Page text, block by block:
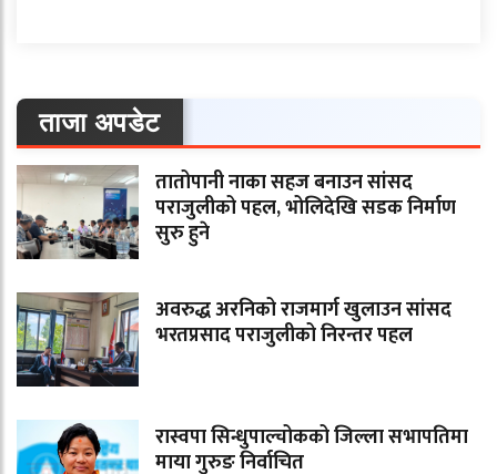
ताजा अपडेट
तातोपानी नाका सहज बनाउन सांसद
पराजुलीको पहल, भोलिदेखि सडक निर्माण
सुरु हुने
अवरुद्ध अरनिको राजमार्ग खुलाउन सांसद
भरतप्रसाद पराजुलीको निरन्तर पहल
रास्वपा सिन्धुपाल्चोकको जिल्ला सभापतिमा
माया गुरुङ निर्वाचित